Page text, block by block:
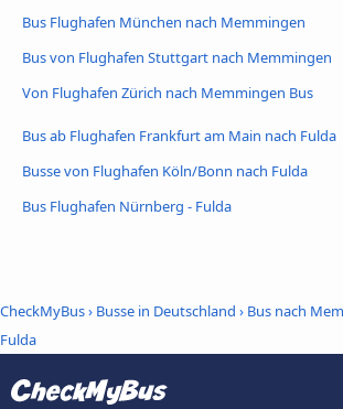
Bus Flughafen München nach Memmingen
Bus von Flughafen Stuttgart nach Memmingen
Von Flughafen Zürich nach Memmingen Bus
Bus ab Flughafen Frankfurt am Main nach Fulda
Busse von Flughafen Köln/Bonn nach Fulda
Bus Flughafen Nürnberg - Fulda
CheckMyBus› Busse in Deutschland › Bus nach
Fulda